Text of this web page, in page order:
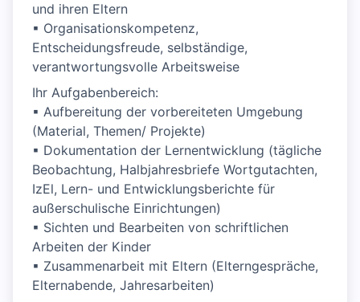
und ihren Eltern
▪ Organisationskompetenz,
Entscheidungsfreude, selbständige,
verantwortungsvolle Arbeitsweise
Ihr Aufgabenbereich:
▪ Aufbereitung der vorbereiteten Umgebung
(Material, Themen/ Projekte)
▪ Dokumentation der Lernentwicklung (tägliche
Beobachtung, Halbjahresbriefe Wortgutachten,
IzEl, Lern- und Entwicklungsberichte für
außerschulische Einrichtungen)
▪ Sichten und Bearbeiten von schriftlichen
Arbeiten der Kinder
▪ Zusammenarbeit mit Eltern (Elterngespräche,
Elternabende, Jahresarbeiten)